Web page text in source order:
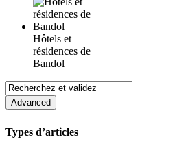
Hôtels et
résidences de
Bandol
Types d’articles